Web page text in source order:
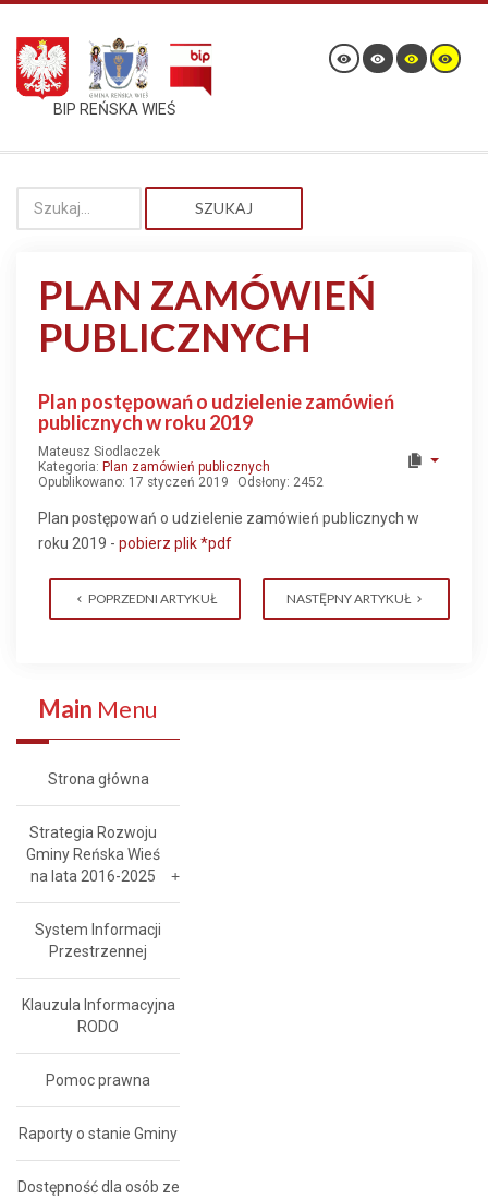
BIP REŃSKA WIEŚ
SZUKAJ
PLAN ZAMÓWIEŃ
PUBLICZNYCH
Plan postępowań o udzielenie zamówień
publicznych w roku 2019
Mateusz Siodlaczek
Kategoria: Plan zamówień publicznych
Opublikowano: 17 styczeń 2019
Odsłony: 2452
Plan postępowań o udzielenie zamówień publicznych w
roku 2019 - pobierz plik *pdf
POPRZEDNI ARTYKUŁ NASTĘPNY ARTYKUŁ
Main Menu
Strona główna
Strategia Rozwoju
Gminy Reńska Wieś
na lata 2016-2025
System Informacji
Przestrzennej
Klauzula Informacyjna
RODO
Pomoc prawna
Raporty o stanie Gminy
Dostępność dla osób ze